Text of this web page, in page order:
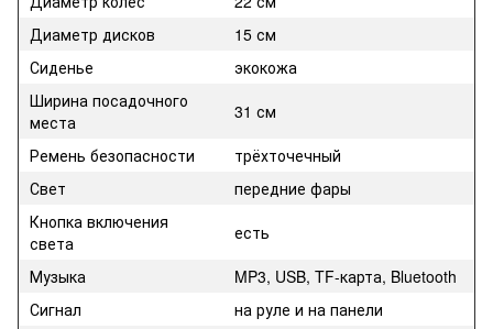
Диаметр дисков
15 см
Сиденье
экокожа
Ширина посадочного
места
31 см
Ремень безопасности
трёхточечный
Свет
передние фары
Кнопка включения
света
есть
Музыка
MP3, USB, TF-карта, Bluetooth
Сигнал
на руле и на панели